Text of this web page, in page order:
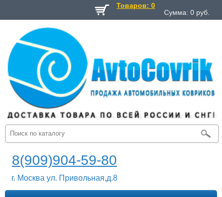
Товаров: 0
Сумма: 0 руб.
8(909)904-59-80
г. Москва ул. Привольная,д.8